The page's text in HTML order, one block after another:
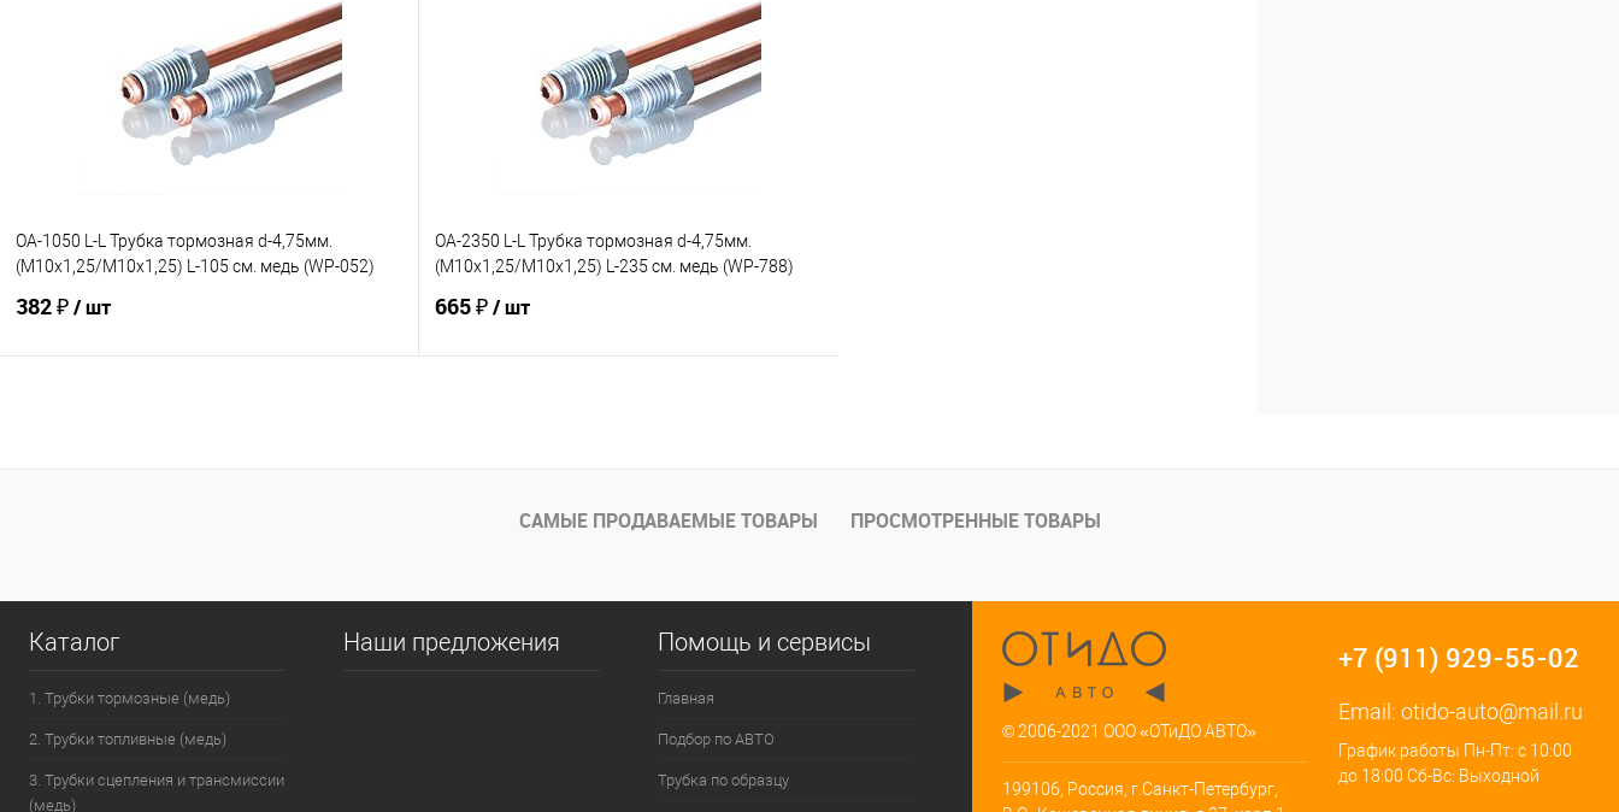
Под заказ
Под заказ
OA-1050 L-L Трубка тормозная d-4,75мм.
(М10х1,25/М10х1,25) L-105 см. медь (WP-052)
382 ₽/ шт
В избранное
Под заказ
OA-2350 L-L Трубка тормозная d-4,75мм.
(М10х1,25/М10х1,25) L-235 см. медь (WP-788)
665 ₽/ шт
В избранное
Под заказ
СравнениеСАМЫЕ ПРОДАВАЕМЫЕ ТОВАРЫ ПРОСМОТРЕННЫЕ ТОВАРЫ
Каталог
1. Трубки тормозные (медь)
2. Трубки топливные (медь)
3. Трубки сцепления и трансмиссии
(медь)
Наши предложения Помощь и сервисы
Главная
Подбор по АВТО
Трубка по образцу
© 2006-2021 ООО «ОТиДО АВТО»
199106, Россия, г.Санкт-Петербург,
+7 (911) 929-55-02
Email: otido-auto@mail.ru
График работы Пн-Пт: с 10:00
до 18:00 Сб-Вс: Выходной